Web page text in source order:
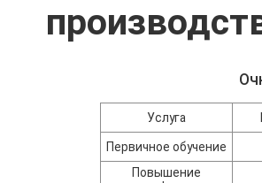
Услуга
Первичное обучение
Повышение